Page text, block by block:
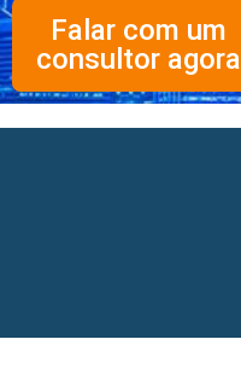
Falar com um
consultor agora